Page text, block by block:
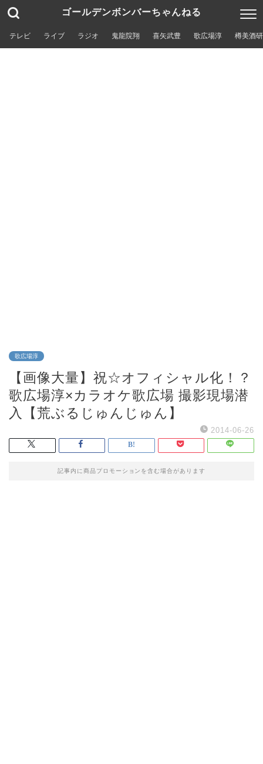
ゴールデンボンバーちゃんねる
テレビ ライブ ラジオ 鬼龍院翔 喜矢武豊 歌広場淳 樽美酒
歌広場淳
【画像大量】祝☆オフィシャル化！？
歌広場淳×カラオケ歌広場 撮影現場潜
入【荒ぶるじゅんじゅん】
2014-06-26
記事内に商品プロモーションを含む場合があります